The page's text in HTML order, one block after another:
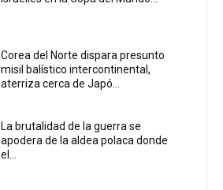
Corea del Norte dispara presunto
misil balístico intercontinental,
aterriza cerca de Japó...
La brutalidad de la guerra se
apodera de la aldea polaca donde
el...